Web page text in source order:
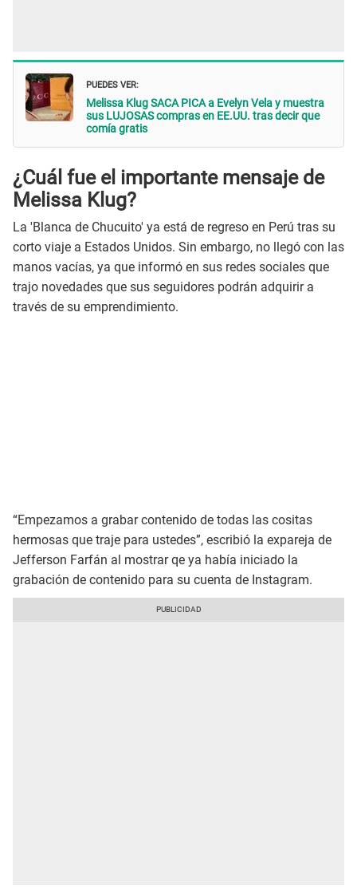
PUEDES VER:
Melissa Klug SACA PICA a Evelyn Vela y muestra
sus LUJOSAS compras en EE.UU. tras decir que
comía gratis
¿Cuál fue el importante mensaje de
Melissa Klug?
La 'Blanca de Chucuito' ya está de regreso en Perú tras su
corto viaje a Estados Unidos. Sin embargo, no llegó con las
manos vacías, ya que informó en sus redes sociales que
trajo novedades que sus seguidores podrán adquirir a
través de su emprendimiento.
“Empezamos a grabar contenido de todas las cositas
hermosas que traje para ustedes”, escribió la expareja de
Jefferson Farfán al mostrar qe ya había iniciado la
grabación de contenido para su cuenta de Instagram.